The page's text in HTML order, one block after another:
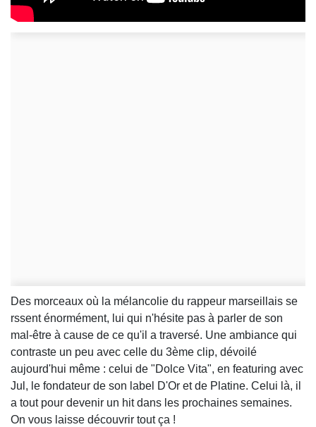
Des morceaux où la mélancolie du rappeur marseillais se
rssent énormément, lui qui n'hésite pas à parler de son
mal-être à cause de ce qu'il a traversé. Une ambiance qui
contraste un peu avec celle du 3ème clip, dévoilé
aujourd'hui même : celui de "Dolce Vita", en featuring avec
Jul, le fondateur de son label D'Or et de Platine. Celui là, il
a tout pour devenir un hit dans les prochaines semaines.
On vous laisse découvrir tout ça !